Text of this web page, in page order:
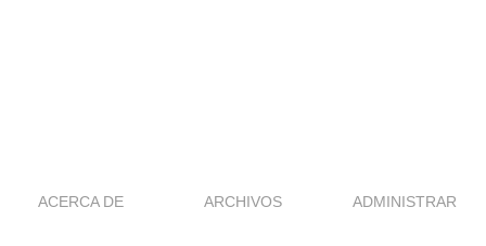
ACERCA DE ARCHIVOS ADMINISTRAR